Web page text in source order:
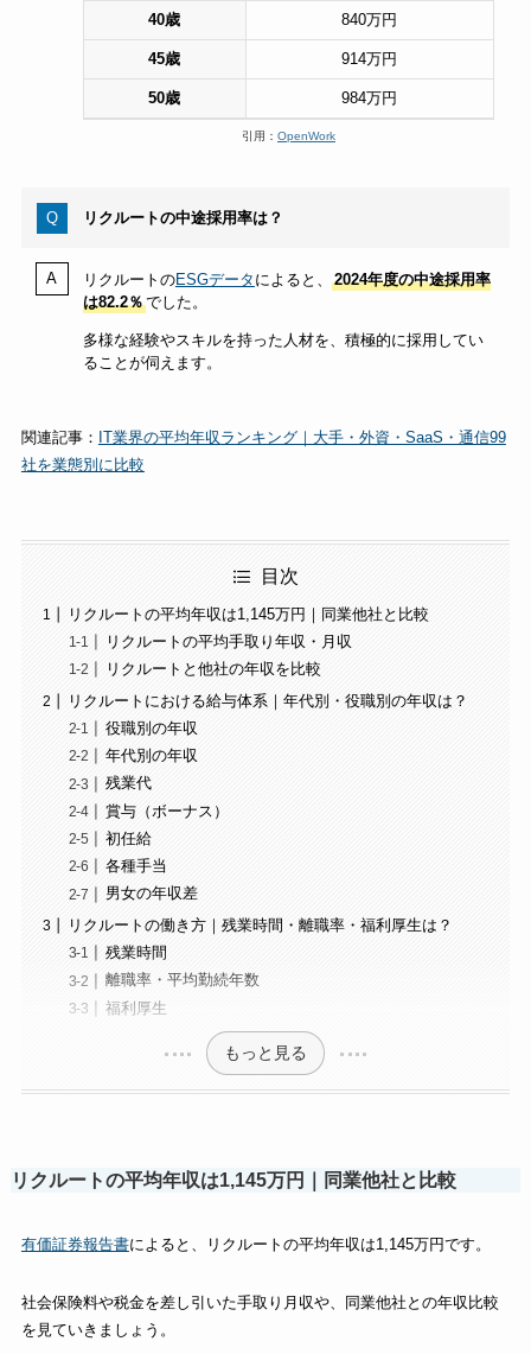
40歳 840万円
45歳 914万円
50歳 984万円
引用： OpenWork
リクルートの中途採用率は？
リクルートのESGデータ によると、
2024年度の中途採用率
は82.2％でした。
多様な経験やスキルを持った人材を、積極的に採用してい
ることが伺えます。
関連記事： IT業界の平均年収ランキング｜大手・外資・SaaS・通信99
社を業態別に比較
目次
リクルートの平均年収は1,145万円｜同業他社と比較
リクルートの平均手取り年収・月収
リクルートと他社の年収を比較
リクルートにおける給与体系｜年代別・役職別の年収は？
役職別の年収
年代別の年収
残業代
賞与（ボーナス）
初任給
各種手当
男女の年収差
リクルートの働き方｜残業時間・離職率・福利厚生は？
残業時間
離職率・平均勤続年数
福利厚生
もっと見る
リクルートの平均年収は1,145万円｜同業他社と比較
有価証券報告書によると、リクルートの平均年収は1,145万円です。
社会保険料や税金を差し引いた手取り月収や、同業他社との年収比較
を見ていきましょう。